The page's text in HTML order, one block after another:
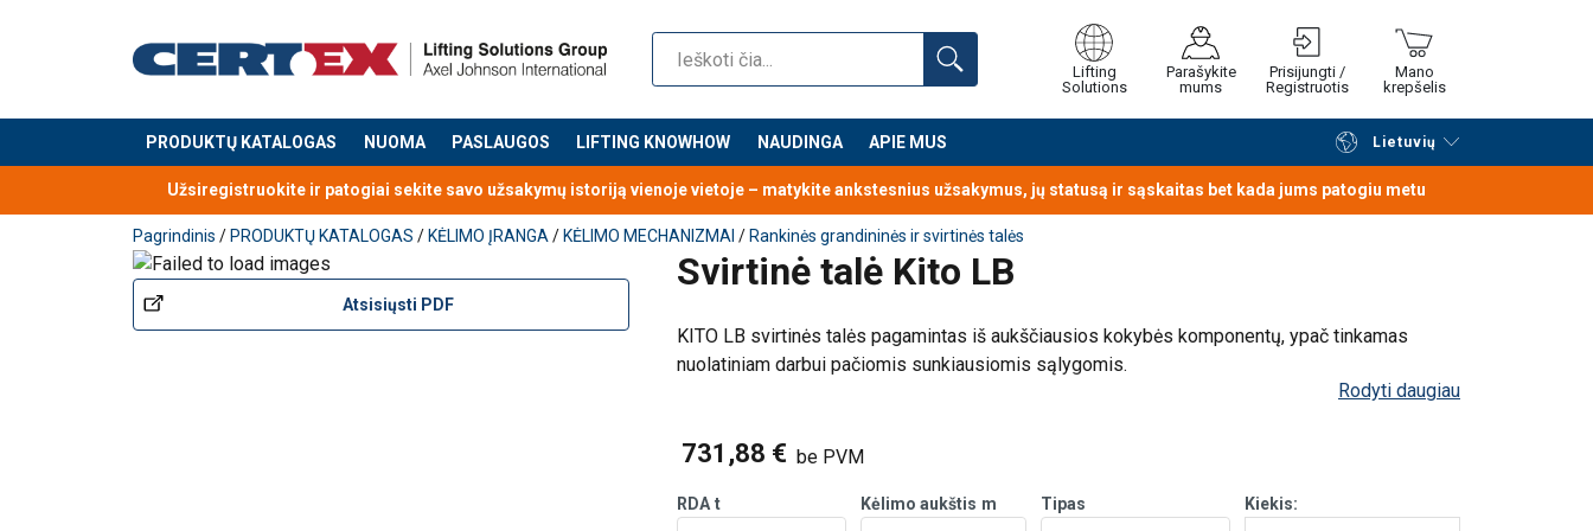
Lifting
Solutions
Parašykite
mums
Prisijungti /
Registruotis
Mano
krepšelis
PRODUKTŲ KATALOGAS NUOMA PASLAUGOS LIFTING KNOWHOW NAUDINGA APIE MUS Lietuvių
Produktas buvo pridėtas prie jūsų užklausos Tęsti naršymą Tęsti pirkimą
Užsiregistruokite ir patogiai sekite savo užsakymų istoriją vienoje vietoje – matykite ankstesnius užsakymus, jų statusą ir sąskaitas bet kada jums patogiu metu
Pagrindinis / PRODUKTŲ KATALOGAS / KĖLIMO ĮRANGA / KĖLIMO MECHANIZMAI / Rankinės grandininės ir svirtinės talės
Svirtinė talė Kito LB
Atsisiųsti PDF
KITO LB svirtinės talės pagamintas iš aukščiausios kokybės komponentų, ypač tinkamas
nuolatiniam darbui pačiomis sunkiausiomis sąlygomis.
Standartiškai komplektuojamas su unikaliu laisvos eigos grandinės reguliavimo
Tvirta ir ergonomiška
Rodyti daugiau
731,88 € be PVM
RDA t Kėlimo aukštis m Tipas Kiekis: